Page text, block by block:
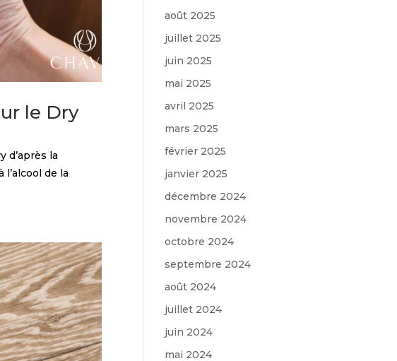
le Dry
d’après la
de la
août 2025
juillet 2025
juin 2025
mai 2025
avril 2025
mars 2025
février 2025
janvier 2025
décembre 2024
novembre 2024
octobre 2024
septembre 2024
août 2024
juillet 2024
juin 2024
mai 2024